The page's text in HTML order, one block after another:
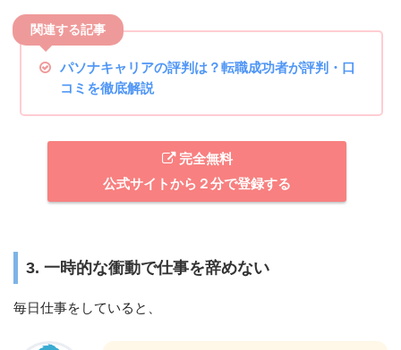
パソナキャリアの評判は？転職成功者が評判・口
コミを徹底解説
完全無料
公式サイトから２分で登録する
3. 一時的な衝動で仕事を辞めない
毎日仕事をしていると、